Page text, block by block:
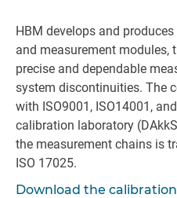
HBM develops and
and measurement modules,
precise and dependable
system discontinuities. The
with ISO9001, ISO14001,
calibration laboratory
the measurement chains is
ISO 17025.
Download the